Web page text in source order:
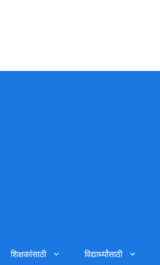
शिक्षकांसाठी विद्यार्थ्यांसाठी